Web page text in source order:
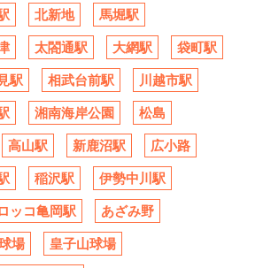
北新地 馬堀駅
太閤通駅 大網駅 袋町駅
駅 相武台前駅 川越市駅
湘南海岸公園 松島
高山駅 新鹿沼駅 広小路
稲沢駅 伊勢中川駅
ッコ亀岡駅 あざみ野
場 皇子山球場